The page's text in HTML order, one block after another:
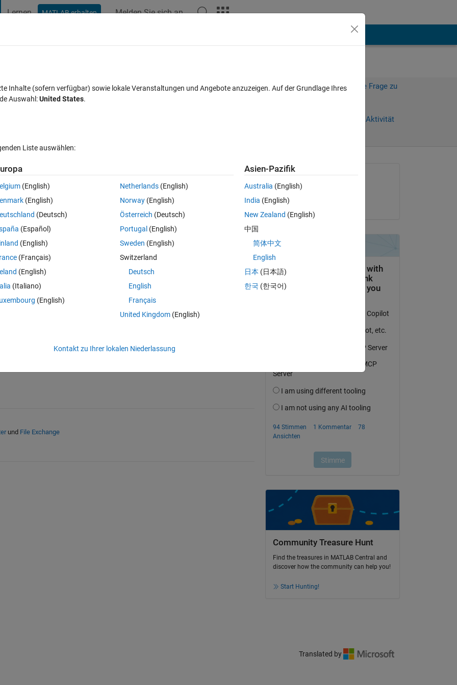
Lernen MATLAB erhalten Melden Sie sich an
Melden Sie sich an, um diese Frage zu
Anmelden, um Aktivität
0 Stimmen
time for tooltips in uitable. I would like to see the tooltip immediately
far as I know, this cannot be set by "standard means". Is there probably
und File Exchange
Ondrej
am 30 Jul. 2015
Community Treasure Hunt
Find the treasures in MATLAB Central and
discover how the community can help you!
Start Hunting!
Translated by
Inhalte (sofern verfügbar) sowie lokale Veranstaltungen und Angebote anzuzeigen. Auf der Grundlage Ihres
Auswahl:United States.
Liste auswählen:
(English)
(English)
(Deutsch)
(Español)
(English)
(Français)
(English)
(Italiano)
(English)
Netherlands(English)
Norway(English)
Österreich (Deutsch)
Portugal (English)
Sweden (English)
Switzerland
Deutsch
English
Français
United Kingdom(English)
Asien-Pazifik
Australia (English)
India (English)
New Zealand (English)
中国
简体中文
English
日本 (日本語)
한국 (한국어)
Kontakt zu Ihrer lokalen Niederlassung